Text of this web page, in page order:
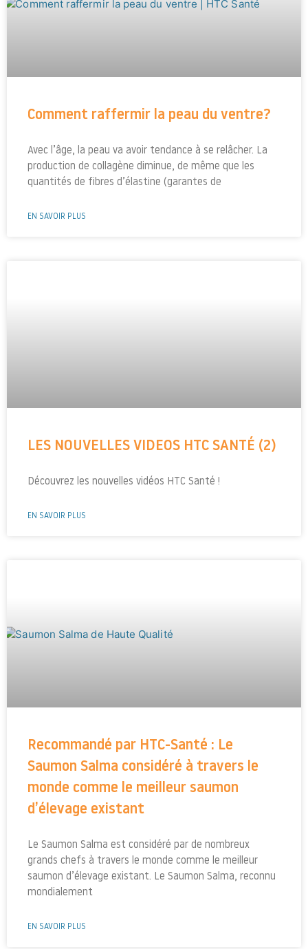
Comment raffermir la peau du ventre?
Avec l’âge, la peau va avoir tendance à se relâcher. La
production de collagène diminue, de même que les
quantités de fibres d’élastine (garantes de
EN SAVOIR PLUS
LES NOUVELLES VIDEOS HTC SANTÉ (2)
Découvrez les nouvelles vidéos HTC Santé !
EN SAVOIR PLUS
Recommandé par HTC-Santé : Le
Saumon Salma considéré à travers le
monde comme le meilleur saumon
d’élevage existant
Le Saumon Salma est considéré par de nombreux
grands chefs à travers le monde comme le meilleur
saumon d’élevage existant. Le Saumon Salma, reconnu
mondialement
EN SAVOIR PLUS